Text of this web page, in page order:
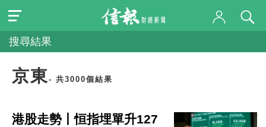
搜尋結果
京東 - 共3000個結果
港股走勢丨恒指埋單升127